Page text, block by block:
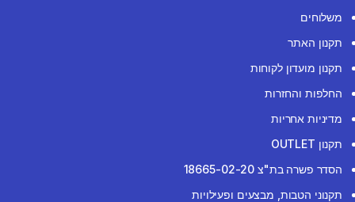
משלוחים
תקנון האתר
תקנון מועדון לקוחות
החלפות והחזרות
מדיניות אחריות
תקנון OUTLET
הסדר פשרה בת"צ 18665-02-20
תקנוני הטבות, מבצעים ופעילויות